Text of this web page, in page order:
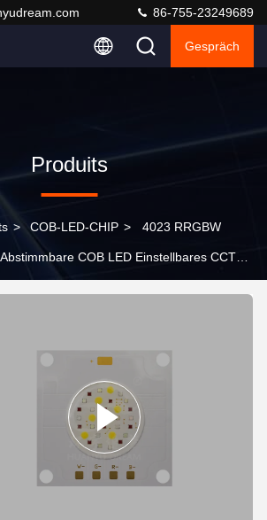
86-755-23249689
Gespräch
Produits
> COB-LED-CHIP > 4023 RRGBW
COB LED Einstellbares CCT
Umgebungsbeleuchtung